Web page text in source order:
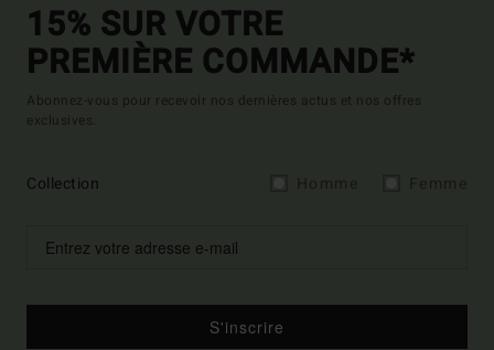
15% SUR VOTRE
PREMIÈRE COMMANDE*
Abonnez-vous pour recevoir nos dernières actus et nos offres
exclusives.
Collection
S'inscrire